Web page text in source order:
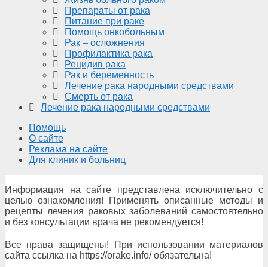
Препараты от рака
Питание при раке
Помощь онкобольным
Рак – осложнения
Профилактика рака
Рецидив рака
Рак и беременность
Лечение рака народными средствами
Смерть от рака
Лечение рака народными средствами
Помощь
О сайте
Реклама на сайте
Для клиник и больниц
Информация на сайте представлена исключительно с
целью ознакомления! Применять описанные методы и
рецепты лечения раковых заболеваний самостоятельно
и без консультации врача не рекомендуется!
Все права защищены! При использовании материалов
сайта ссылка на https://orake.info/ обязательна!